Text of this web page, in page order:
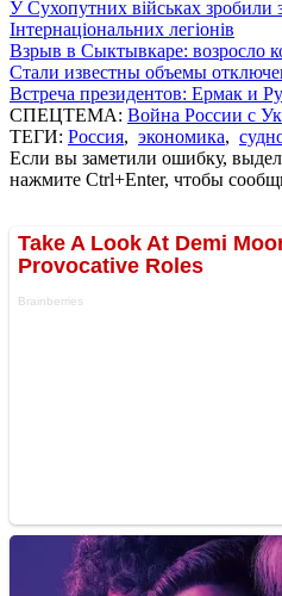
У Сухопутних військах зробили
Інтернаціональних легіонів
Взрыв в Сыктывкаре: возросло
Стали известны объемы
Встреча президентов: Ермак и
СПЕЦТЕМА: Война России с
ТЕГИ: Россия, экономика,
Если вы заметили ошибку,
нажмите Ctrl+Enter, чтобы